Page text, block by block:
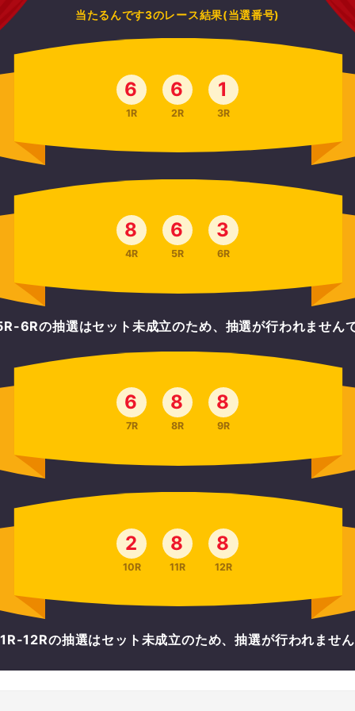
当たるんです3のレース結果(当選番号)
6
1R
6
2R
1
3R
8
4R
6
5R
3
6R
6Rの抽選はセット未成立のため、抽選が行われません
6
7R
8
8R
8
9R
2
10R
8
11R
8
12R
12Rの抽選はセット未成立のため、抽選が行われませ